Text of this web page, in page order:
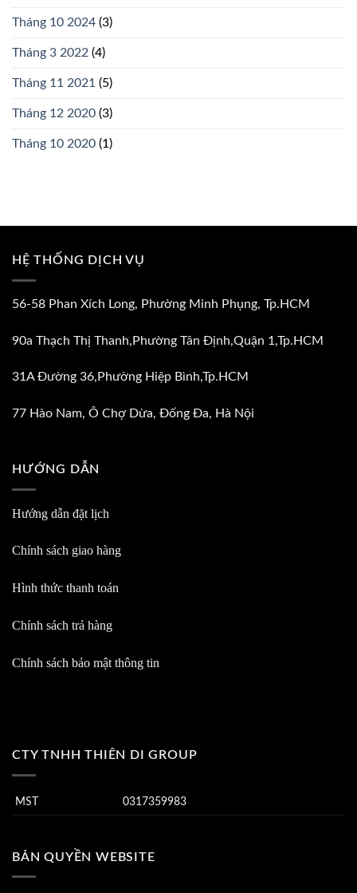
Tháng 10 2024 (3)
Tháng 3 2022 (4)
Tháng 11 2021 (5)
Tháng 12 2020 (3)
Tháng 10 2020 (1)
HỆ THỐNG DỊCH VỤ
56-58 Phan Xích Long, Phường Minh Phụng, Tp.HCM
90a Thạch Thị Thanh,Phường Tân Định,Quận 1,Tp.HCM
31A Đường 36,Phường Hiệp Bình,Tp.HCM
77 Hào Nam, Ô Chợ Dừa, Đống Đa, Hà Nội
HƯỚNG DẪN
Hướng dẫn đặt lịch
Chính sách giao hàng
Hình thức thanh toán
Chính sách trả hàng
Chính sách bảo mật thông tin
CTY TNHH THIÊN DI GROUP
MST 0317359983
BẢN QUYỀN WEBSITE